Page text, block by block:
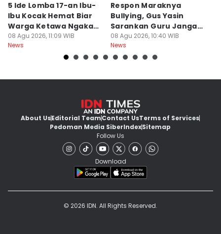
5 Ide Lomba 17-an Ibu-
Ibu Kocak Hemat Biar
Warga Ketawa Ngakak
Pas Hari Kemerdekaan
08 Agu 2026, 11:09 WIB
News
Respon Maraknya
Bullying, Gus Yasin
Sarankan Guru Jangan
Bebani Siswa
08 Agu 2026, 10:40 WIB
News
About UsEditorial TeamContact UsTerms of Services
Pedoman Media SiberIndexSitemap
Follow Us
Download
© 2026 IDN. All Rights Reserved.